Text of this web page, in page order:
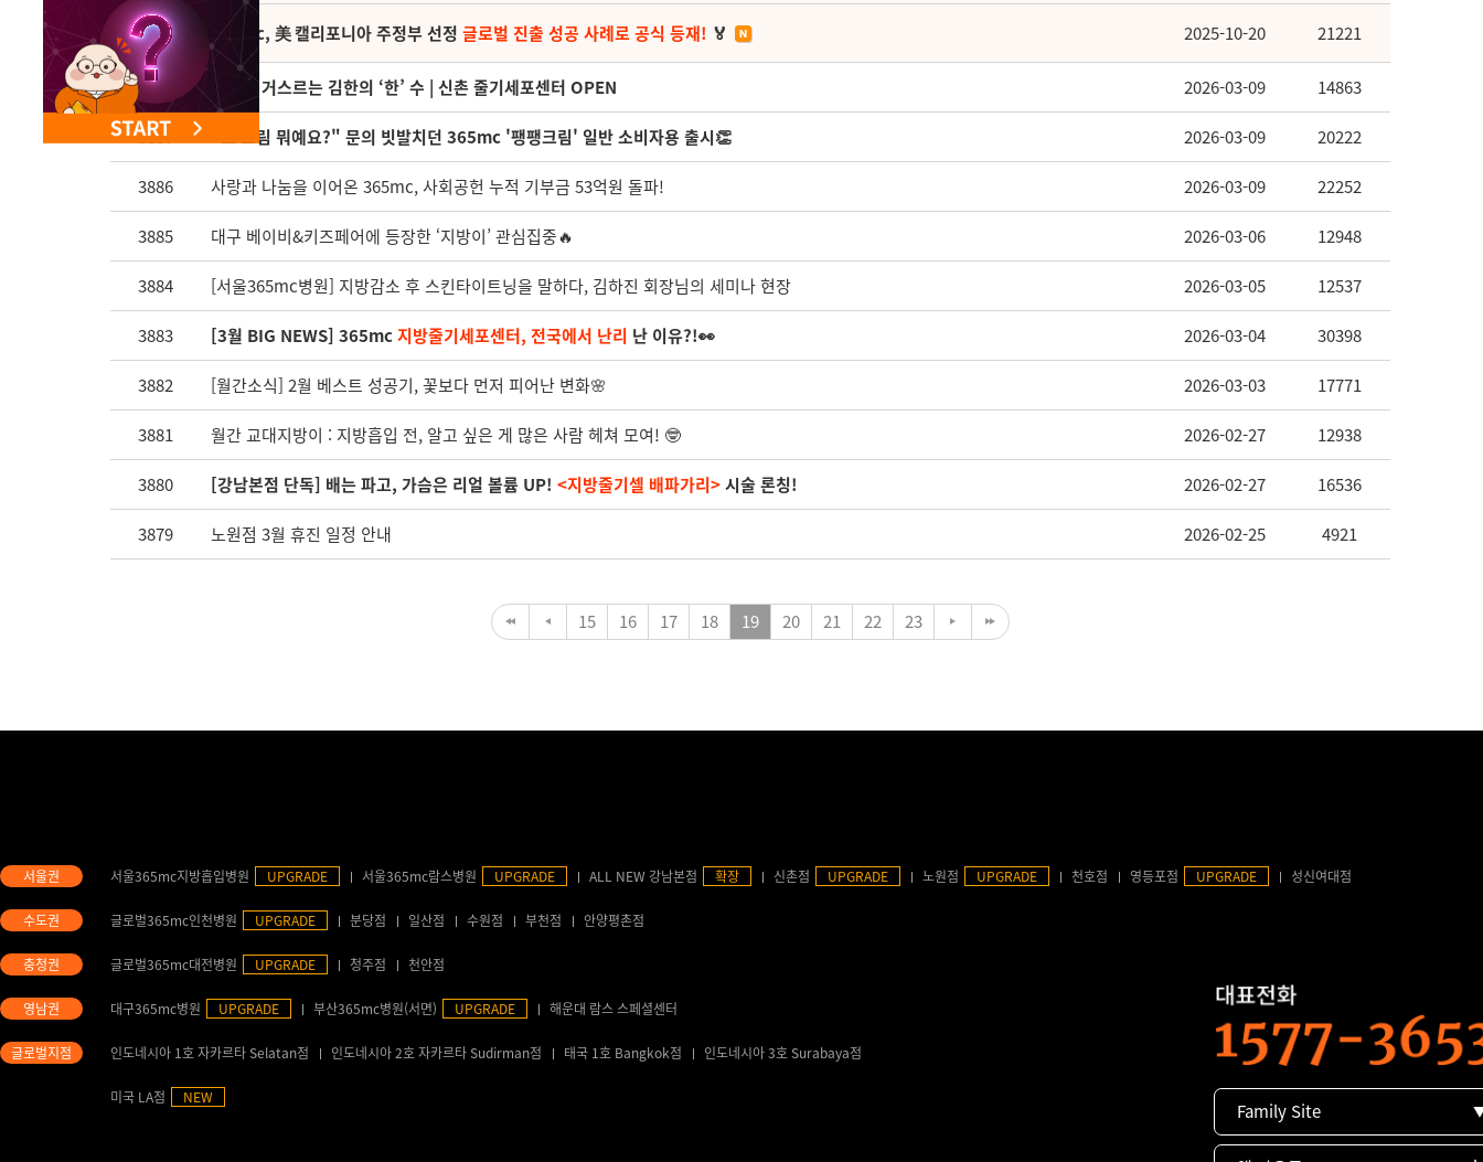
365mc, 美 캘리포니아 주정부 선정 글로벌 진출 성공 사례로 공식 등재! 🏅 2025-10-20 21221
3888 시간을 거스르는 김한의 ‘한’ 수 | 신촌 줄기세포센터 OPEN 2026-03-09 14863
3887 "그 크림 뭐예요?" 문의 빗발치던 365mc '팽팽크림' 일반 소비자용 출시👏 2026-03-09 20222
3886 사랑과 나눔을 이어온 365mc, 사회공헌 누적 기부금 53억원 돌파! 2026-03-09 22252
3885 대구 베이비&키즈페어에 등장한 ‘지방이’ 관심집중🔥 2026-03-06 12948
3884 [서울365mc병원] 지방감소 후 스킨타이트닝을 말하다, 김하진 회장님의 세미나 현장 2026-03-05 12537
3883 [3월 BIG NEWS] 365mc지방줄기세포센터, 전국에서 난리 난 이유?!👀 2026-03-04 30398
3882 [월간소식] 2월 베스트 성공기, 꽃보다 먼저 피어난 변화🌸 2026-03-03 17771
3881 월간 교대지방이 : 지방흡입 전, 알고 싶은 게 많은 사람 헤쳐 모여! 🤓 2026-02-27 12938
3880 [강남본점 단독] 배는 파고, 가슴은 리얼 볼륨 UP! <지방줄기셀 배파가리>시술 론칭! 2026-02-27 16536
3879 노원점 3월 휴진 일정 안내 2026-02-25 4921
15 16 17 18 19 20 21 22 23
서울365mc지방흡입병원 UPGRADE 서울365mc람스병원 UPGRADE ALL NEW 강남본점 확장 신촌점 UPGRADE 노원점 UPGRADE 천호점 영등포점 UPGRADE 성신여대점
글로벌365mc인천병원 UPGRADE 분당점 일산점 수원점 부천점 안양평촌점
글로벌365mc대전병원 UPGRADE 청주점 천안점
대구365mc병원 UPGRADE 부산365mc병원(서면) UPGRADE 해운대 람스 스페셜센터
인도네시아 1호 자카르타 Selatan점 인도네시아 2호 자카르타 Sudirman점 태국 1호 Bangkok점 인도네시아 3호 Surabaya점
미국 LA점 NEW
Family Site